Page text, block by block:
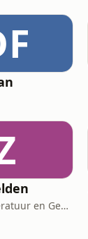
Stichting Literatuur en Geneeskunde